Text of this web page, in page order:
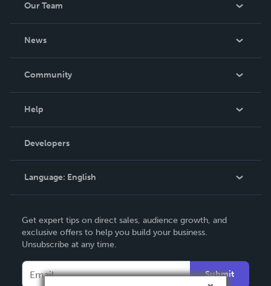
Our Team
News
In The News
Community
Podcast
Help
Order Lookup
Knowledge Base
Contact Support
Developers
Language: English
Deutsch
Français
Get expert tips on direct sales, audience growth, and
exclusive offers to help you build your business.
Unsubscribe at any time.
Submit